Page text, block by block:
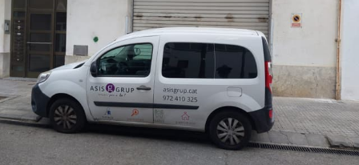
L'any 2018, disposem del magatzem de Can Pere, de 300 m², per a
les furgonetes i la maquinària de neteja industrial.
10/2/2026
Comparteixo